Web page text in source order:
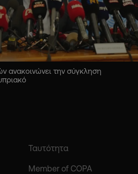
ανακοινώνει την σύγκληση
Ταυτότητα
Member of COPA